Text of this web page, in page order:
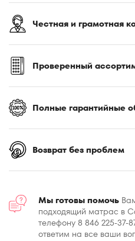
Честная и грамотная
Проверенный
Полные гарантийные
Возврат без проблем
Мы готовы помочь
подходящий матрас в
телефону 8 846 225-37-
ответим на все ваши